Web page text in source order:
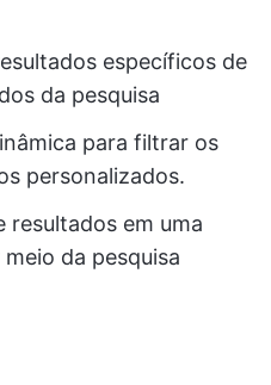
específicos de
da pesquisa
para filtrar os
personalizados.
resultados em uma
da pesquisa